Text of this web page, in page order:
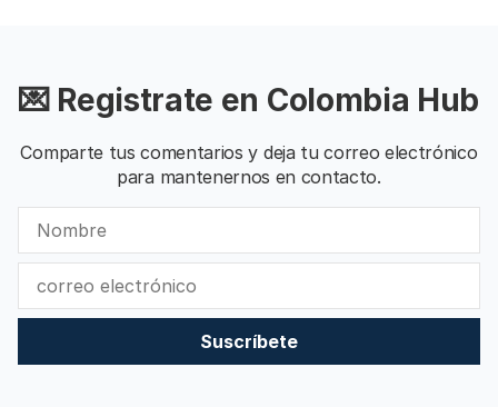
💌 Registrate en Colombia Hub
Comparte tus comentarios y deja tu correo electrónico
para mantenernos en contacto.
Suscríbete